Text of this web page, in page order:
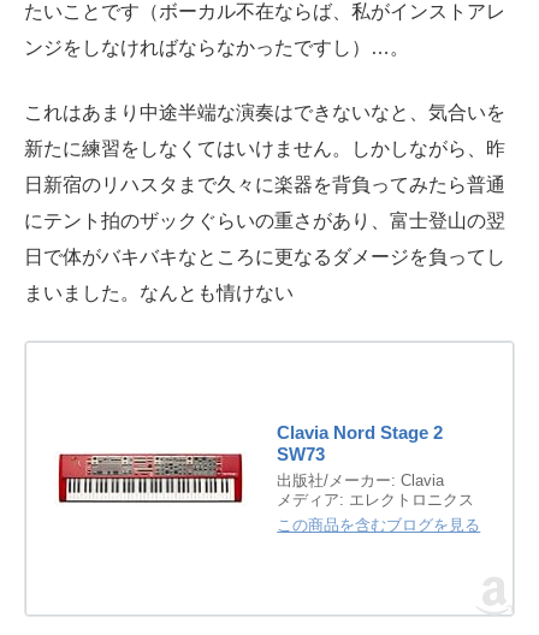
たいことです（ボーカル不在ならば、私がインストアレ
ンジをしなければならなかったですし）…。
これはあまり中途半端な演奏はできないなと、気合いを
新たに練習をしなくてはいけません。しかしながら、昨
日新宿のリハスタまで久々に楽器を背負ってみたら普通
にテント拍のザックぐらいの重さがあり、富士登山の翌
日で体がバキバキなところに更なるダメージを負ってし
まいました。なんとも情けない
Clavia Nord Stage 2
SW73
出版社/メーカー: Clavia
メディア: エレクトロニクス
この商品を含むブログを見る